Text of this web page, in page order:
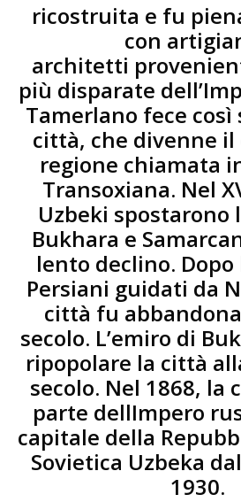
ricostruita e fu
con
architetti
più disparate
Tamerlano fece
città, che divenne
regione chiamata
Transoxiana. Nel
Uzbeki spostarono
Bukhara e
lento declino. Dopo
Persiani guidati da
città fu
secolo. L’emiro di
ripopolare la città
secolo. Nel 1868, la
parte dellImpero
capitale della
Sovietica Uzbeka
1930.